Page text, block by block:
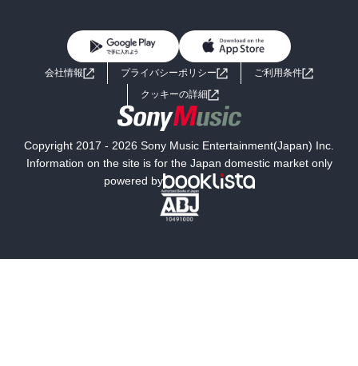
ライトノベル 男子向けラノベ
小説
海外小説
ミステリー SF
文学
よくあるご質問 お問い合わせ
会社情報 プライバシーポリシー
ご利用条件
クッキーの詳細
Copyright 2017 - 2026 Sony Music Entertainment(Japan) Inc.
Information on the site is for the Japan domestic market only
powered by